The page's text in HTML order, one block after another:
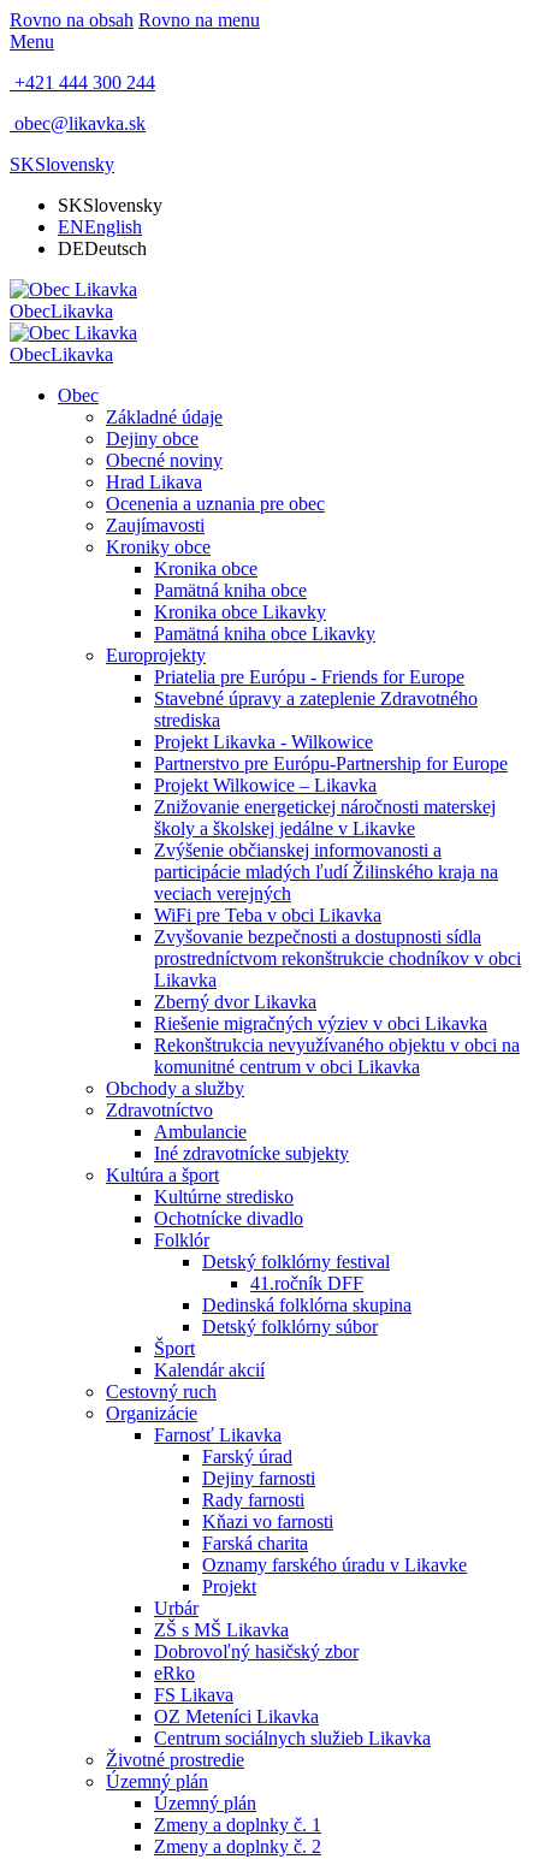
Rovno na obsah Rovno na menu
Menu
+421 444 300 244
obec@likavka.sk
SKSlovensky
SKSlovensky
ENEnglish
DEDeutsch
ObecLikavka
ObecLikavka
Obec
Základné údaje
Dejiny obce
Obecné noviny
Hrad Likava
Ocenenia a uznania pre obec
Zaujímavosti
Kroniky obce
Kronika obce
Pamätná kniha obce
Kronika obce Likavky
Pamätná kniha obce Likavky
Europrojekty
Priatelia pre Európu - Friends for Europe
Stavebné úpravy a zateplenie Zdravotného
strediska
Projekt Likavka - Wilkowice
Partnerstvo pre Európu-Partnership for Europe
Projekt Wilkowice – Likavka
Znižovanie energetickej náročnosti materskej
školy a školskej jedálne v Likavke
Zvýšenie občianskej informovanosti a
participácie mladých ľudí Žilinského kraja na
veciach verejných
WiFi pre Teba v obci Likavka
Zvyšovanie bezpečnosti a dostupnosti sídla
prostredníctvom rekonštrukcie chodníkov v obci
Likavka
Zberný dvor Likavka
Riešenie migračných výziev v obci Likavka
Rekonštrukcia nevyužívaného objektu v obci na
komunitné centrum v obci Likavka
Obchody a služby
Zdravotníctvo
Ambulancie
Iné zdravotnícke subjekty
Kultúra a šport
Kultúrne stredisko
Ochotnícke divadlo
Folklór
Detský folklórny festival
41.ročník DFF
Dedinská folklórna skupina
Detský folklórny súbor
Šport
Kalendár akcií
Cestovný ruch
Organizácie
Farnosť Likavka
Farský úrad
Dejiny farnosti
Rady farnosti
Kňazi vo farnosti
Farská charita
Oznamy farského úradu v Likavke
Projekt
Urbár
ZŠ s MŠ Likavka
Dobrovoľný hasičský zbor
eRko
FS Likava
OZ Meteníci Likavka
Centrum sociálnych služieb Likavka
Životné prostredie
Územný plán
Územný plán
Zmeny a doplnky č. 1
Zmeny a doplnky č. 2